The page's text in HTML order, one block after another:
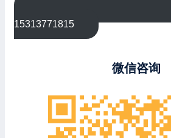
15313771815
微信咨询